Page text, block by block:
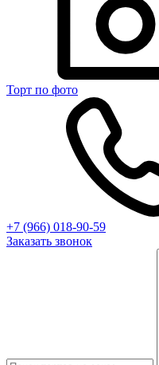
Торт по фото
+7 (966) 018-90-59
Заказать звонок